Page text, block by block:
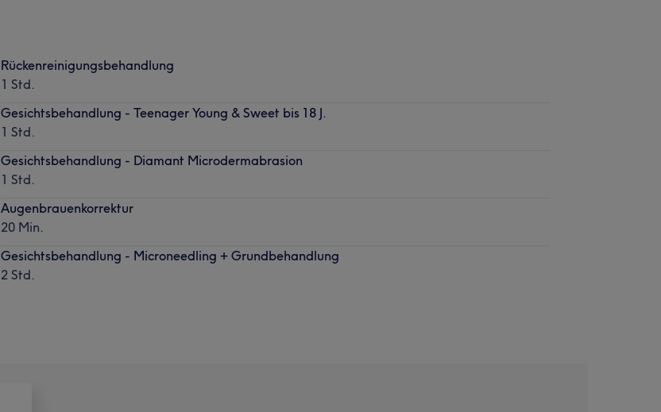
Rückenreinigungsbehandlung
1 Std.
Gesichtsbehandlung - Teenager Young & Sweet bis 18 J.
1 Std.
Gesichtsbehandlung - Diamant Microdermabrasion
1 Std.
Augenbrauenkorrektur
20 Min.
Gesichtsbehandlung - Microneedling + Grundbehandlung
2 Std.